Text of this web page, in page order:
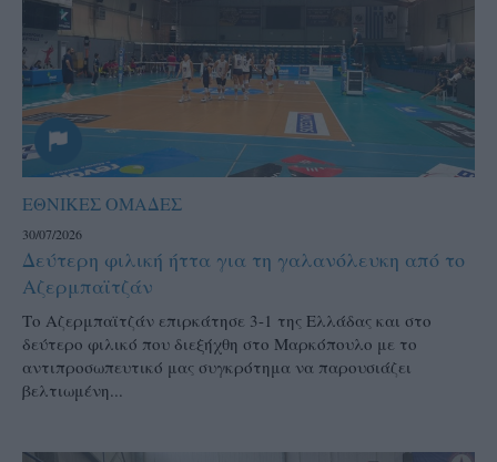
ΕΘΝΙΚΕΣ ΟΜΑΔΕΣ
30/07/2026
Δεύτερη φιλική ήττα για τη γαλανόλευκη από το
Αζερμπαϊτζάν
Το Αζερμπαϊτζάν επιρκάτησε 3-1 της Ελλάδας και στο
δεύτερο φιλικό που διεξήχθη στο Μαρκόπουλο με το
αντιπροσωπευτικό μας συγκρότημα να παρουσιάζει
βελτιωμένη...